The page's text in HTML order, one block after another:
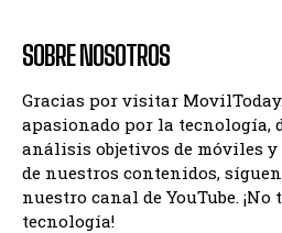
SOBRE NOSOTROS
Gracias por visitar
apasionado por la tecnología,
análisis objetivos de móviles y
de nuestros contenidos,
nuestro canal de YouTube.
tecnología!